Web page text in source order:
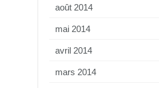
août 2014
mai 2014
avril 2014
mars 2014